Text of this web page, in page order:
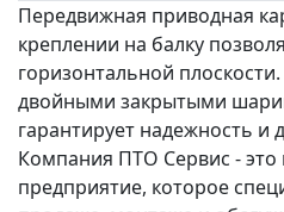
Передвижная приводная
креплении на балку
горизонтальной
двойными закрытыми
гарантирует надежность и
Компания ПТО Сервис - это
предприятие, которое